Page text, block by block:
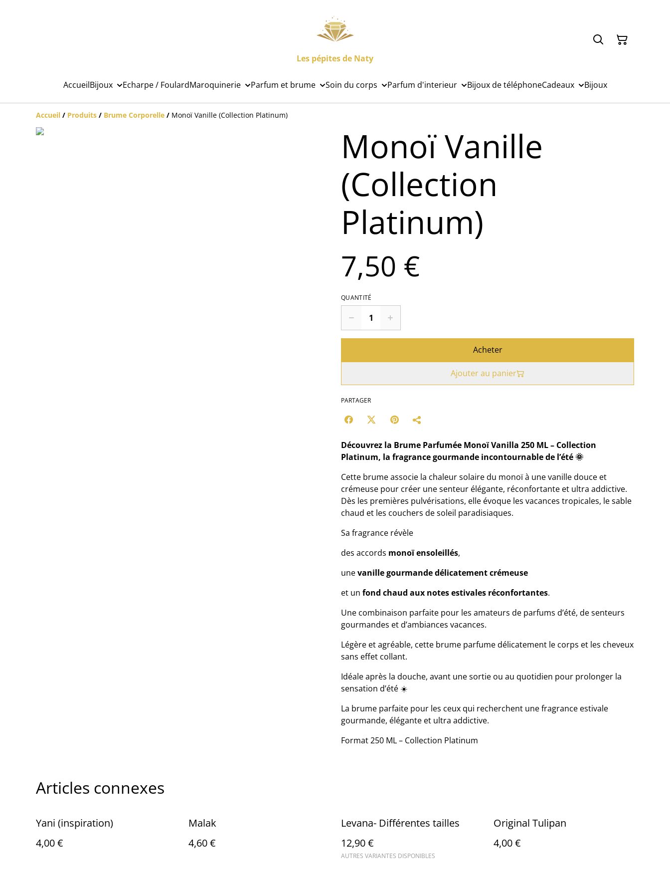
Les pépites de Naty
AccueilBijoux Echarpe / FoulardMaroquinerie Parfum et brume Soin du corps Parfum d'interieur Bijoux de téléphoneCadeaux Bijoux
Accueil / Produits / Brume Corporelle / Monoï Vanille (Collection Platinum)
Monoï Vanille
(Collection
Platinum)
7,50 €
QUANTITÉ
Acheter
Ajouter au panier
PARTAGER
Découvrez la Brume Parfumée Monoï Vanilla 250 ML – Collection
Platinum, la fragrance gourmande incontournable de l’été 🌞
Cette brume associe la chaleur solaire du monoï à une vanille douce et
crémeuse pour créer une senteur élégante, réconfortante et ultra addictive.
Dès les premières pulvérisations, elle évoque les vacances tropicales, le sable
chaud et les couchers de soleil paradisiaques.
Sa fragrance révèle
des accords monoï ensoleillés,
unevanille gourmande délicatement crémeuse
et un fond chaud aux notes estivales réconfortantes.
Une combinaison parfaite pour les amateurs de parfums d’été, de senteurs
gourmandes et d’ambiances vacances.
Légère et agréable, cette brume parfume délicatement le corps et les cheveux
sans effet collant.
Idéale après la douche, avant une sortie ou au quotidien pour prolonger la
sensation d’été ☀️
La brume parfaite pour les ceux qui recherchent une fragrance estivale
gourmande, élégante et ultra addictive.
Format 250 ML – Collection Platinum
Articles connexes
Yani (inspiration)
4,00 €
Malak
4,60 €
Levana- Différentes tailles
12,90 €
AUTRES VARIANTES DISPONIBLES
Original Tulipan
4,00 €